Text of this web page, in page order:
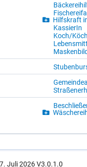
Hilfs­kraft
Kas­sie­rIn
Koch/​
Juli 2026 V3.0.1.0